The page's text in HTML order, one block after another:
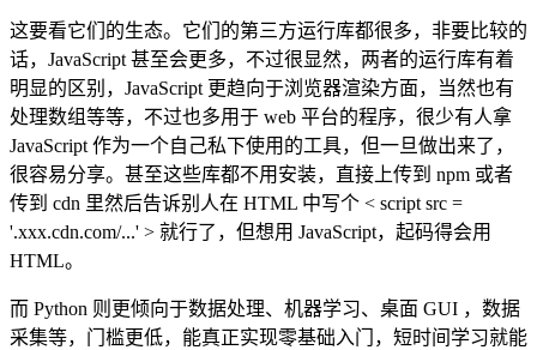
这要看它们的生态。它们的第三方运行库都很多，非要比较的
话，JavaScript 甚至会更多，不过很显然，两者的运行库有着
明显的区别，JavaScript 更趋向于浏览器渲染方面，当然也有
处理数组等等，不过也多用于 web 平台的程序，很少有人拿
JavaScript 作为一个自己私下使用的工具，但一旦做出来了，
很容易分享。甚至这些库都不用安装，直接上传到 npm 或者
传到 cdn 里然后告诉别人在 HTML 中写个 < script src =
'.xxx.cdn.com/...' > 就行了，但想用 JavaScript，起码得会用
HTML。
而 Python 则更倾向于数据处理、机器学习、桌面 GUI ，数据
采集等，门槛更低，能真正实现零基础入门，短时间学习就能